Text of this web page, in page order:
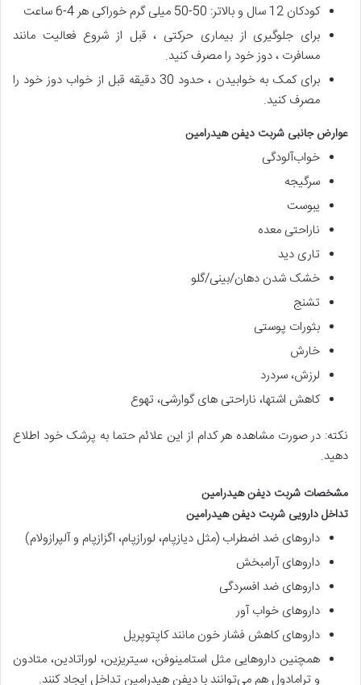
کودکان 12 سال و بالاتر: 50-50 میلی گرم خوراکی هر 4-6 ساعت
برای جلوگیری از بیماری حرکتی ، قبل از شروع فعالیت مانند
مسافرت ، دوز خود را مصرف کنید.
برای کمک به خوابیدن ، حدود 30 دقیقه قبل از خواب دوز خود را
مصرف کنید.
عوارض جانبی شربت دیفن هیدرامین
خواب‌آلودگی
سرگیجه
یبوست
ناراحتی معده
تاری دید
خشک شدن دهان/بینی/گلو
تشنج
بثورات پوستی
خارش
لرزش، سردرد
کاهش اشتها، ناراحتی های گوارشی، تهوع
نکته: در صورت مشاهده هر کدام از این علائم حتما به پرشک خود اطلاع
دهید.
مشخصات شربت دیفن هیدرامین
تداخل دارویی شربت دیفن هیدرامین
داروهای ضد اضطراب (مثل دیازپام، لورازپام، اگزازپام و آلپرازولام)
داروهای آرامبخش
داروهای ضد افسردگی
داروهای خواب آور
داروهای کاهش فشار خون مانند کاپتوپریل
همچنین داروهایی مثل استامینوفن، سیتریزین، لوراتادین، متادون
و ترامادول هم می‌توانند با دیفن هیدرامین تداخل ایجاد کنند.